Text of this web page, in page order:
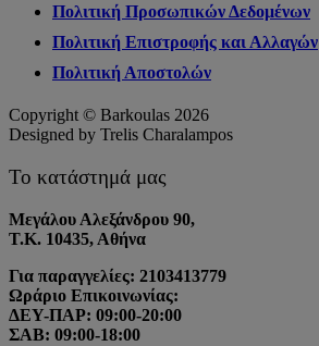
Πολιτική Προσωπικών Δεδομένων
Πολιτική Επιστροφής και Αλλαγών
Πολιτική Αποστολών
Copyright © Barkoulas 2026
Designed by Trelis Charalampos
Το κατάστημά μας
Μεγάλου Αλεξάνδρου 90,
Τ.Κ. 10435, Αθήνα
Για παραγγελίες: 2103413779
Ωράριο Επικοινωνίας:
ΔΕΥ-ΠΑΡ: 09:00-20:00
ΣΑΒ: 09:00-18:00